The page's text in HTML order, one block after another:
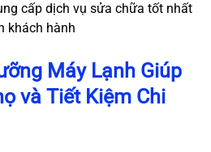
cấp dịch vụ sửa chữa tốt nhất
khách hành
Máy Lạnh Giúp
và Tiết Kiệm Chi